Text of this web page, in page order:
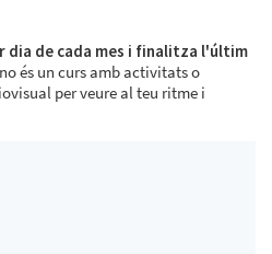
dia de cada mes i finalitza l'últim
és un curs amb activitats o
per veure al teu ritme i